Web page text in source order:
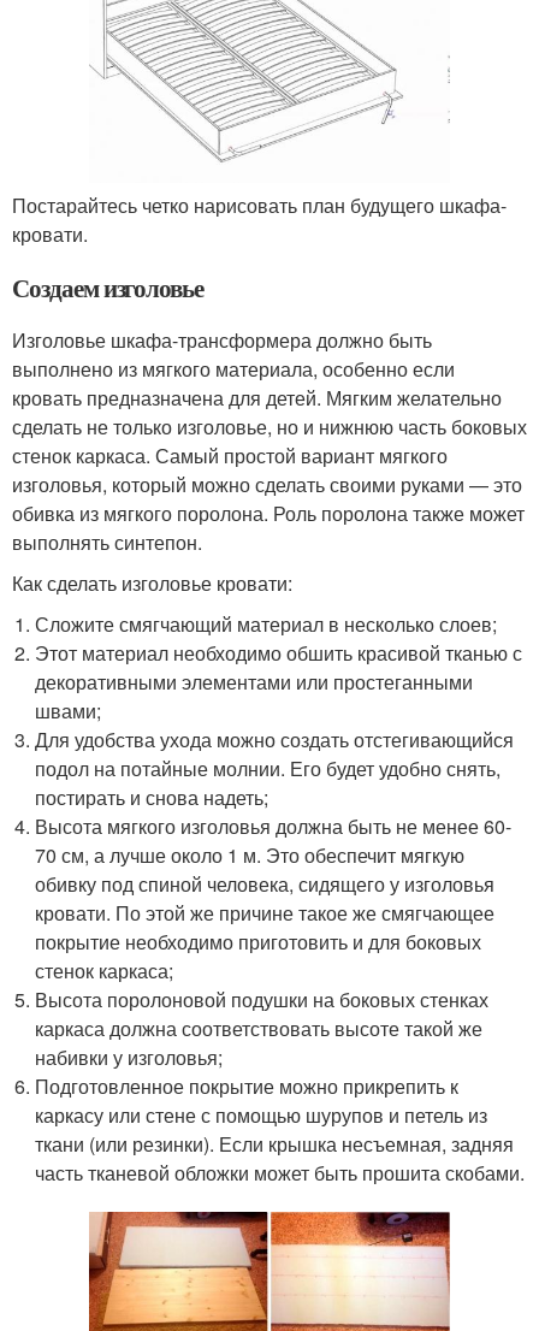
Постарайтесь четко нарисовать план будущего шкафа-
кровати.
Создаем изголовье
Изголовье шкафа-трансформера должно быть
выполнено из мягкого материала, особенно если
кровать предназначена для детей. Мягким желательно
сделать не только изголовье, но и нижнюю часть боковых
стенок каркаса. Самый простой вариант мягкого
изголовья, который можно сделать своими руками — это
обивка из мягкого поролона. Роль поролона также может
выполнять синтепон.
Как сделать изголовье кровати:
Сложите смягчающий материал в несколько слоев;
Этот материал необходимо обшить красивой тканью с
декоративными элементами или простеганными
швами;
Для удобства ухода можно создать отстегивающийся
подол на потайные молнии. Его будет удобно снять,
постирать и снова надеть;
Высота мягкого изголовья должна быть не менее 60-
70 см, а лучше около 1 м. Это обеспечит мягкую
обивку под спиной человека, сидящего у изголовья
кровати. По этой же причине такое же смягчающее
покрытие необходимо приготовить и для боковых
стенок каркаса;
Высота поролоновой подушки на боковых стенках
каркаса должна соответствовать высоте такой же
набивки у изголовья;
Подготовленное покрытие можно прикрепить к
каркасу или стене с помощью шурупов и петель из
ткани (или резинки). Если крышка несъемная, задняя
часть тканевой обложки может быть прошита скобами.